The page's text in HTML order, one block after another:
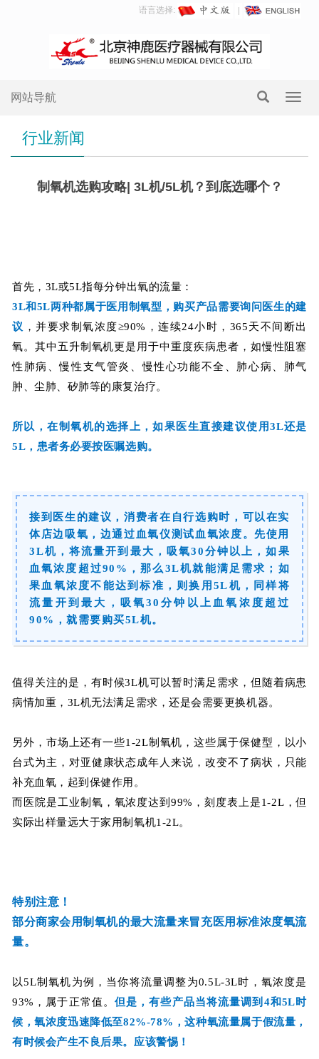
语言选择:
网站导航
行业新闻
制氧机选购攻略| 3L机/5L机？到底选哪个？
首先，3L或5L指每分钟出氧的流量：
3L和5L两种都属于医用制氧型，购买产品需要询问医生的建
议 ，并要求制氧浓度≥90%，连续24小时，365天不间断出
氧。其中五升制氧机更是用于中重度疾病患者， 如慢性阻塞
性肺病、慢性支气管炎、慢性心功能不全、肺心病、肺气
肿、尘肺、矽肺等的康复治疗。
所以，在制氧机的选择上，如果医生直接建议使用3L还是
5L，患者务必要按医嘱选购。
接到医生的建议，消费者在自行选购时，可以在实
体店边吸氧，边通过血氧仪测试血氧浓度。先使用
3L机，将流量开到最大，吸氧30分钟以上，如果
血氧浓度超过90%，那么3L机就能满足需求；如
果血氧浓度不能达到标准，则换用5L机，同样将
流量开到最大，吸氧30分钟以上血氧浓度超过
90%，就需要购买5L机。
值得关注的是，有时候3L机可以暂时满足需求，但随着病患
病情加重，3L机无法满足需求，还是会需要更换机器。
另外，市场上还有一些1-2L制氧机，这些属于保健型，以小
台式为主，对亚健康状态成年人来说，改变不了病状，只能
补充血氧，起到保健作用。
而医院是工业制氧，氧浓度达到99%，刻度表上是1-2L，但
实际出样量远大于家用制氧机1-2L。
特别注意！
部分商家会用制氧机的最大流量来冒充医用标准浓度氧流
量。
以5L制氧机为例，当你将流量调整为0.5L-3L时，氧浓度是
93%，属于正常值。但是，有些产品当将流量调到4和5L时
候，氧浓度迅速降低至82%-78%，这种氧流量属于假流量，
有时候会产生不良后果。应该警惕！